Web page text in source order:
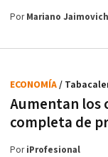
PorMariano Jaimovich
Aumentan los
completa de
ECONOMÍA/
PoriProfesional